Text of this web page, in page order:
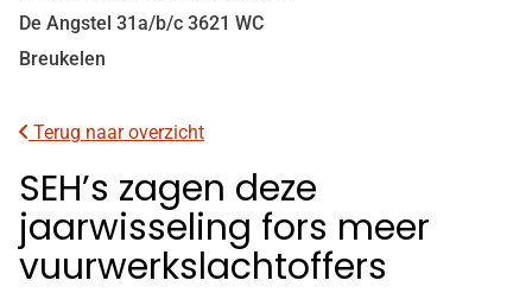
De Angstel 31a/b/c 3621 WC
Breukelen
Terug naar overzicht
SEH’s zagen deze
jaarwisseling fors meer
vuurwerkslachtoffers